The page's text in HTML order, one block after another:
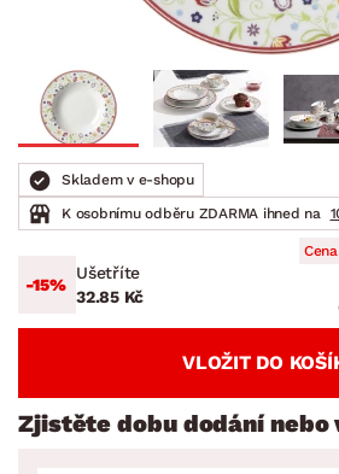
Skladem v e-shopu
K osobnímu odběru ZDARMA ihned na
-15%
Ušetříte
32.85 Kč
VLOŽIT DO
Zjistěte dobu dodání nebo